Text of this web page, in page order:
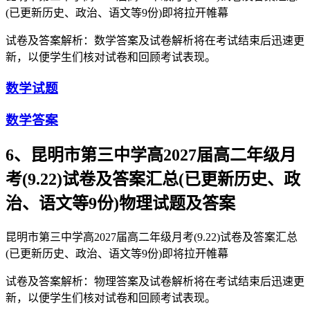
(已更新历史、政治、语文等9份)即将拉开帷幕
试卷及答案解析：数学答案及试卷解析将在考试结束后迅速更
新，以便学生们核对试卷和回顾考试表现。
数学试题
数学答案
6、昆明市第三中学高2027届高二年级月
考(9.22)试卷及答案汇总(已更新历史、政
治、语文等9份)物理试题及答案
昆明市第三中学高2027届高二年级月考(9.22)试卷及答案汇总
(已更新历史、政治、语文等9份)即将拉开帷幕
试卷及答案解析：物理答案及试卷解析将在考试结束后迅速更
新，以便学生们核对试卷和回顾考试表现。